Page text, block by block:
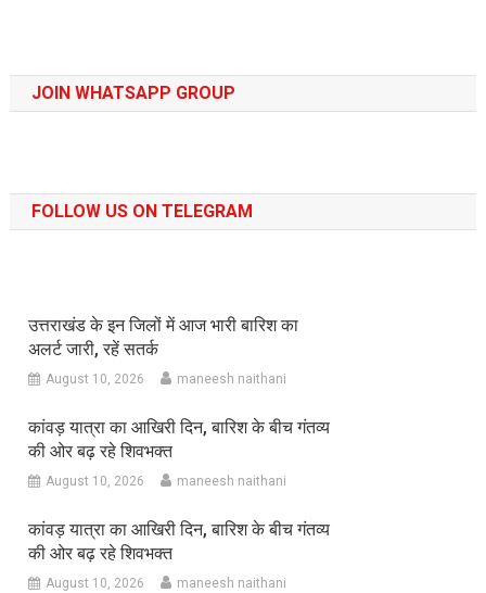
JOIN WHATSAPP GROUP
FOLLOW US ON TELEGRAM
उत्तराखंड के इन जिलों में आज भारी बारिश का
अलर्ट जारी, रहें सतर्क
August 10, 2026 maneesh naithani
कांवड़ यात्रा का आखिरी दिन, बारिश के बीच गंतव्य
की ओर बढ़ रहे शिवभक्त
August 10, 2026 maneesh naithani
कांवड़ यात्रा का आखिरी दिन, बारिश के बीच गंतव्य
की ओर बढ़ रहे शिवभक्त
August 10, 2026 maneesh naithani